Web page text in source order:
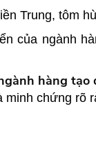
Trung, tôm
của ngành
hàng tạo
chứng rõ